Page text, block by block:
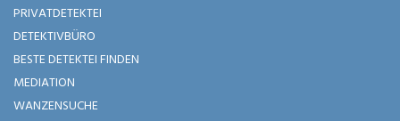
PRIVATDETEKTEI
DETEKTIVBÜRO
BESTE DETEKTEI FINDEN
MEDIATION
WANZENSUCHE